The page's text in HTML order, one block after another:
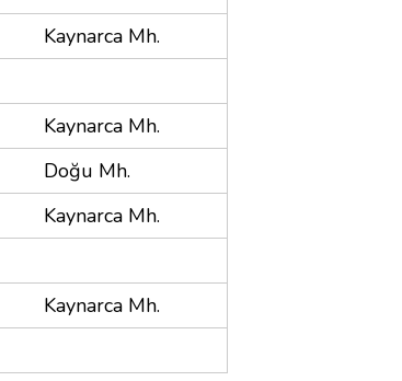
Kaynarca Mh.
Kaynarca Mh.
Doğu Mh.
Kaynarca Mh.
Kaynarca Mh.